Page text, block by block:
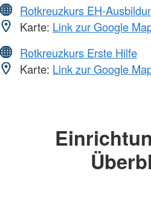
Rotkreuzkurs EH-
Karte: Link zur Google
Rotkreuzkurs Erste Hilfe
Karte: Link zur Google